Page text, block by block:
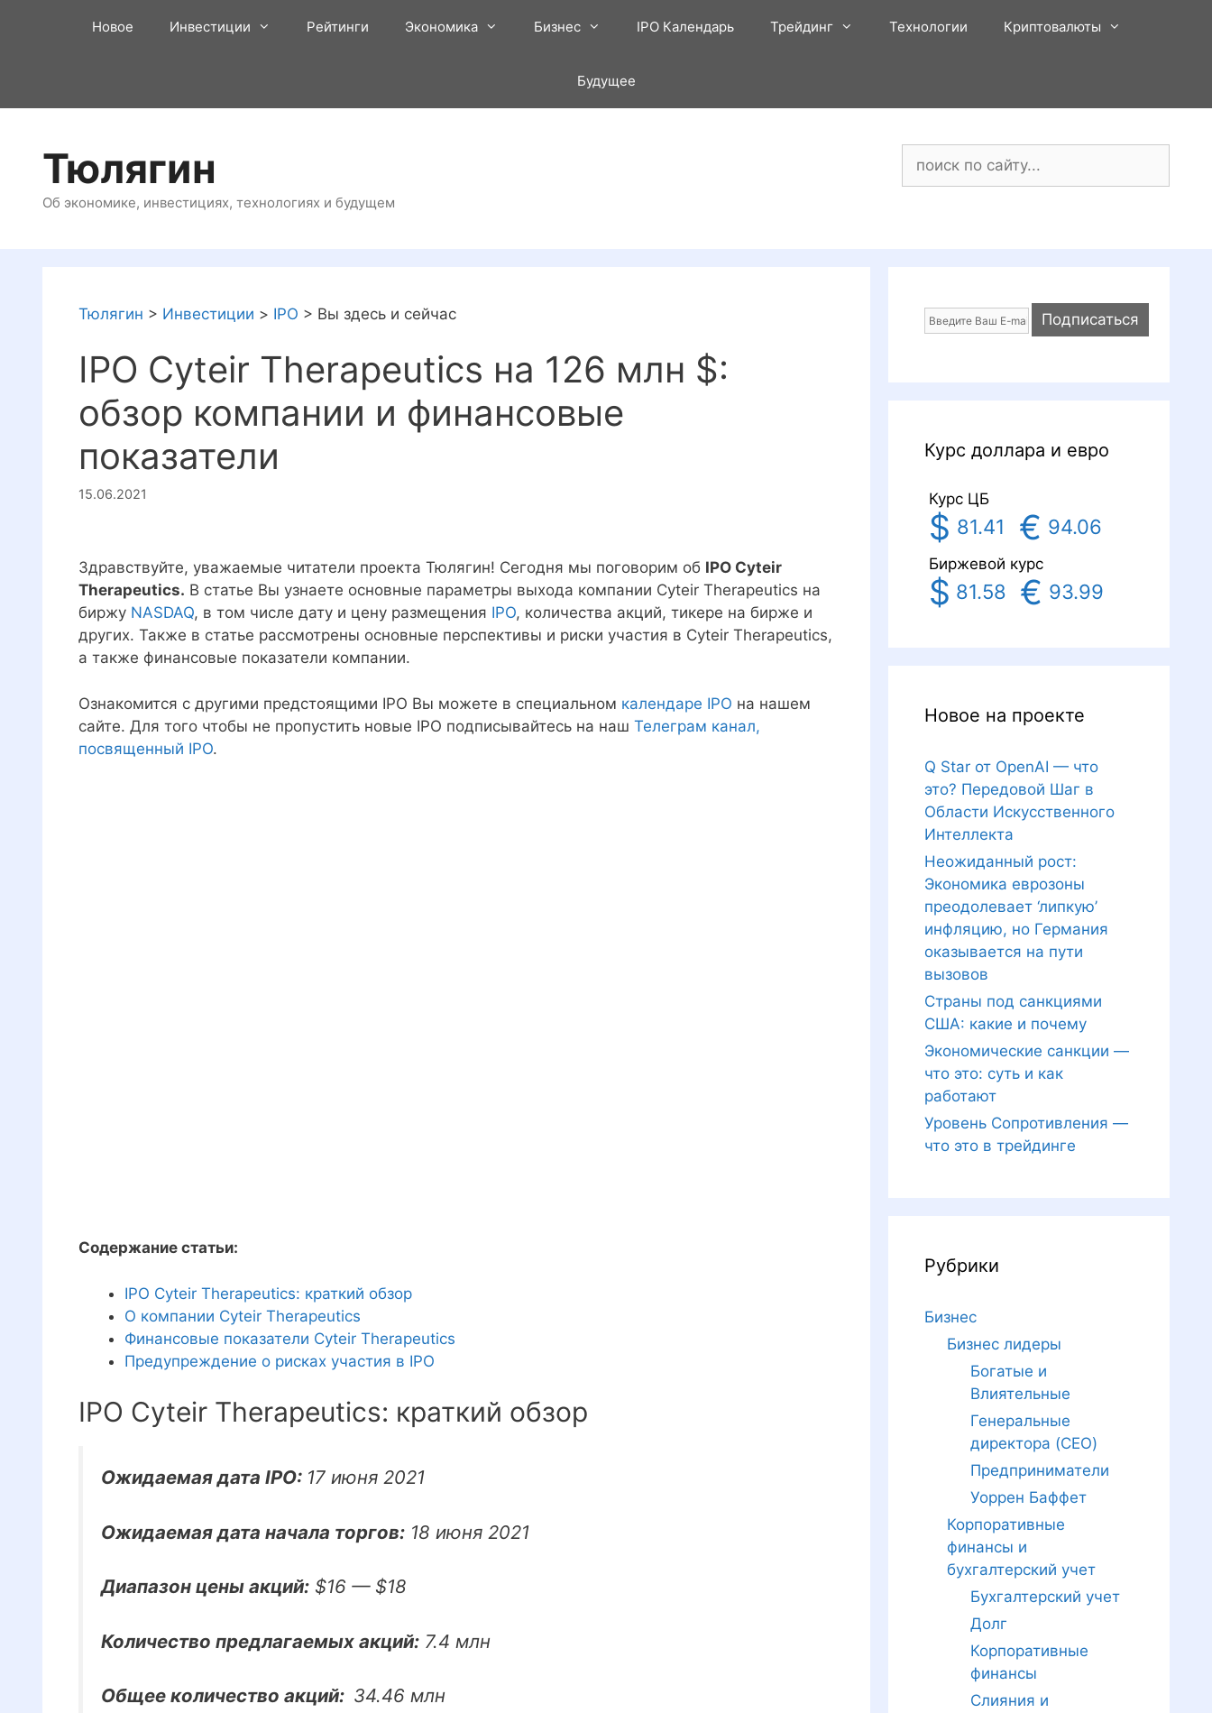
Новое Инвестиции Рейтинги Экономика Бизнес IPO Календарь Трейдинг Технологии Криптовалюты
Будущее
Тюлягин
Об экономике, инвестициях, технологиях и будущем
Тюлягин > Инвестиции > IPO > Вы здесь и сейчас
IPO Cyteir Therapeutics на 126 млн $:
обзор компании и финансовые
показатели
15.06.2021
Здравствуйте, уважаемые читатели проекта Тюлягин! Сегодня мы поговорим об IPO Cyteir
Therapeutics. В статье Вы узнаете основные параметры выхода компании Cyteir Therapeutics на
биржу NASDAQ, в том числе дату и цену размещения IPO, количества акций, тикере на бирже и
других. Также в статье рассмотрены основные перспективы и риски участия в Cyteir Therapeutics,
а также финансовые показатели компании.
Ознакомится с другими предстоящими IPO Вы можете в специальном календаре IPO на нашем
сайте. Для того чтобы не пропустить новые IPO подписывайтесь на наш Телеграм канал,
посвященный IPO.
Содержание статьи:
IPO Cyteir Therapeutics: краткий обзор
О компании Cyteir Therapeutics
Финансовые показатели Cyteir Therapeutics
Предупреждение о рисках участия в IPO
IPO Cyteir Therapeutics: краткий обзор
Ожидаемая дата IPO: 17 июня 2021
Ожидаемая дата начала торгов: 18 июня 2021
Диапазон цены акций: $16 — $18
Количество предлагаемых акций: 7.4 млн
Общее количество акций: 34.46 млн
Курс доллара и евро
Курс ЦБ
$ 81.41 € 94.06
Биржевой курс
$ 81.58 € 93.99
Новое на проекте
Q Star от OpenAI — что
это? Передовой Шаг в
Области Искусственного
Интеллекта
Неожиданный рост:
Экономика еврозоны
преодолевает ‘липкую’
инфляцию, но Германия
оказывается на пути
вызовов
Страны под санкциями
США: какие и почему
Экономические санкции —
что это: суть и как
работают
Уровень Сопротивления —
что это в трейдинге
Рубрики
Бизнес
Бизнес лидеры
Богатые и
Влиятельные
Генеральные
директора (CEO)
Предприниматели
Уоррен Баффет
Корпоративные
финансы и
бухгалтерский учет
Бухгалтерский учет
Долг
Корпоративные
финансы
Слияния и